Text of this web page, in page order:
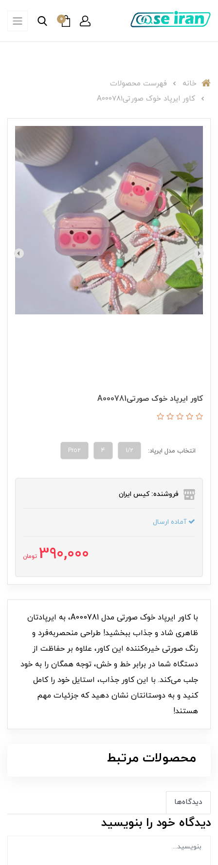
0
خانه
فهرست محصولات
کاور ایرپاد خوک صورتیA000781
کاور ایرپاد خوک صورتیA000781
انتخاب مدل ایرپاد: 1/2
4
Pro2
فروشنده: کیس ایران
آماده ارسال
390,000 تومان
با کاور ایرپاد خوک صورتی مدل A000781، به ایرپادتان
ظاهری شاد و جذاب ببخشید! طراحی منحصر‌به‌فرد و
رنگ صورتی خیره‌کننده این کاور، علاوه بر حفاظت از
دستگاه شما در برابر خط و خش، توجه همگان را به خود
جلب می‌کند. با این کاور جذاب، استایل خود را کامل
کنید و به دوستانتان نشان دهید که جزئیات مهم
هستند!
محصولات مرتبط
دیدگاه‌ها
دیدگاه خود را بنویسید